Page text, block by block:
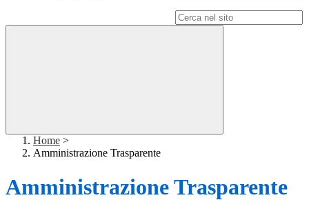
Home >
Amministrazione Trasparente
Amministrazione Trasparente